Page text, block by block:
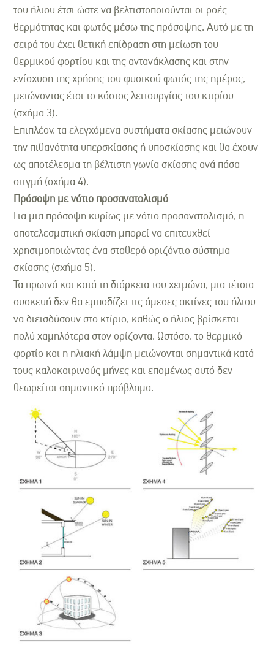
του ήλιου έτσι ώστε να βελτιστοποιούνται οι ροές
θερμότητας και φωτός μέσω της πρόσοψης. Αυτό με τη
σειρά του έχει θετική επίδραση στη μείωση του
θερμικού φορτίου και της αντανάκλασης και στην
ενίσχυση της χρήσης του φυσικού φωτός της ημέρας,
μειώνοντας έτσι το κόστος λειτουργίας του κτιρίου
(σχήμα 3).
Επιπλέον, τα ελεγχόμενα συστήματα σκίασης μειώνουν
την πιθανότητα υπερσκίασης ή υποσκίασης και θα έχουν
ως αποτέλεσμα τη βέλτιστη γωνία σκίασης ανά πάσα
στιγμή (σχήμα 4).
Πρόσοψη με νότιο προσανατολισμό
Για μια πρόσοψη κυρίως με νότιο προσανατολισμό, η
αποτελεσματική σκίαση μπορεί να επιτευχθεί
χρησιμοποιώντας ένα σταθερό οριζόντιο σύστημα
σκίασης (σχήμα 5).
Τα πρωινά και κατά τη διάρκεια του χειμώνα, μια τέτοια
συσκευή δεν θα εμποδίζει τις άμεσες ακτίνες του ήλιου
να διεισδύσουν στο κτίριο, καθώς ο ήλιος βρίσκεται
πολύ χαμηλότερα στον ορίζοντα. Ωστόσο, το θερμικό
φορτίο και η ηλιακή λάμψη μειώνονται σημαντικά κατά
τους καλοκαιρινούς μήνες και επομένως αυτό δεν
θεωρείται σημαντικό πρόβλημα.